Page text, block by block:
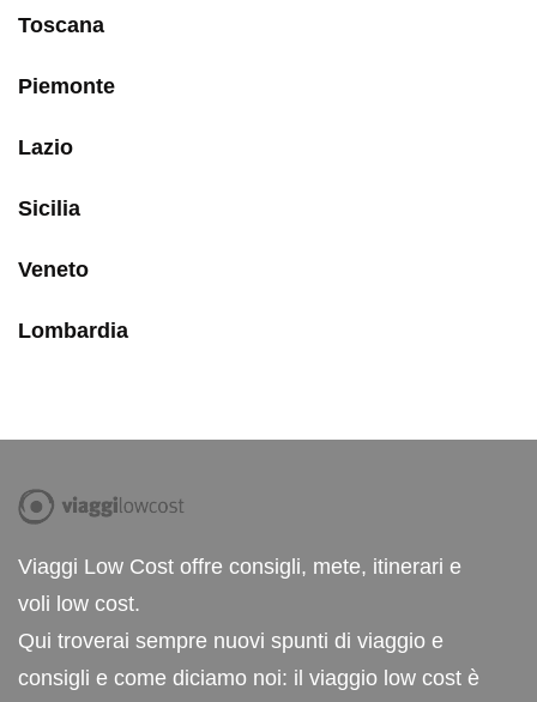
Toscana
Piemonte
Lazio
Sicilia
Veneto
Lombardia
Viaggi Low Cost offre consigli, mete, itinerari e
voli low cost.
Qui troverai sempre nuovi spunti di viaggio e
consigli e come diciamo noi: il viaggio low cost è